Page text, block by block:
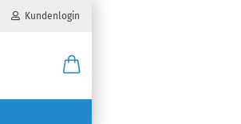
Kundenlogin